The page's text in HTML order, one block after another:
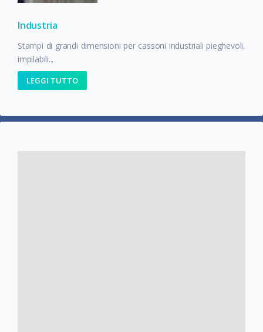
Industria
Stampi di grandi dimensioni per cassoni industriali pieghevoli,
impilabili...
LEGGI TUTTO